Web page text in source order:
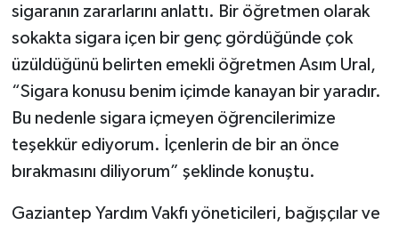
sigaranın zararlarını anlattı. Bir öğretmen olarak
sokakta sigara içen bir genç gördüğünde çok
üzüldüğünü belirten emekli öğretmen Asım Ural,
“Sigara konusu benim içimde kanayan bir yaradır.
Bu nedenle sigara içmeyen öğrencilerimize
teşekkür ediyorum. İçenlerin de bir an önce
bırakmasını diliyorum” şeklinde konuştu.
Gaziantep Yardım Vakfı yöneticileri, bağışçılar ve